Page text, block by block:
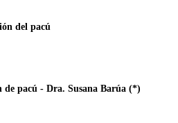
del pacú
de pacú - Dra. Susana Barúa (*)